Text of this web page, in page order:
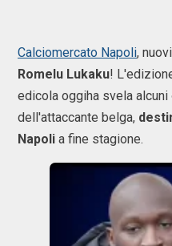
Calciomercato Napoli,
Romelu Lukaku!
edicola oggiha svela
dell'attaccante belga,
Napoli a fine stagione.